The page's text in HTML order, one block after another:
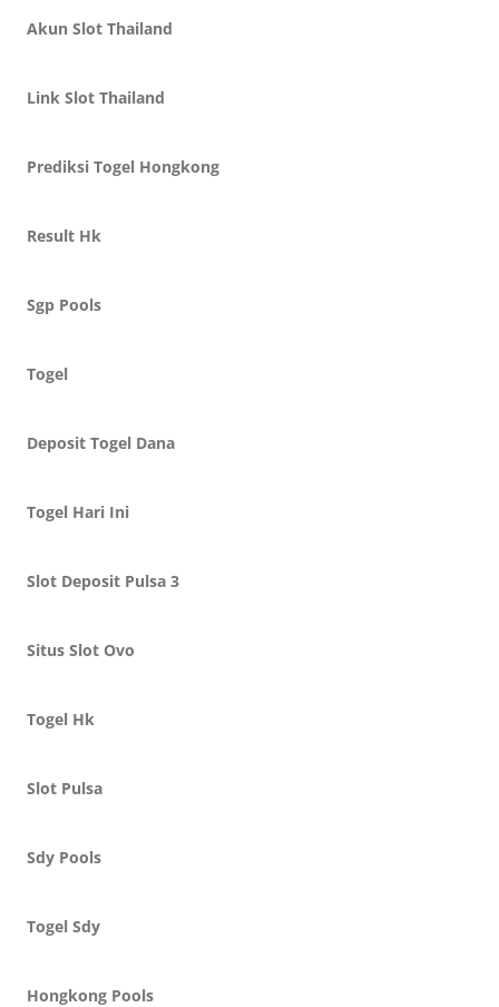
Akun Slot Thailand
Link Slot Thailand
Prediksi Togel Hongkong
Result Hk
Sgp Pools
Togel
Deposit Togel Dana
Togel Hari Ini
Slot Deposit Pulsa 3
Situs Slot Ovo
Togel Hk
Slot Pulsa
Sdy Pools
Togel Sdy
Hongkong Pools